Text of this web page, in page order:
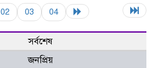
02 03 04
সর্বশেষ
জনপ্রিয়